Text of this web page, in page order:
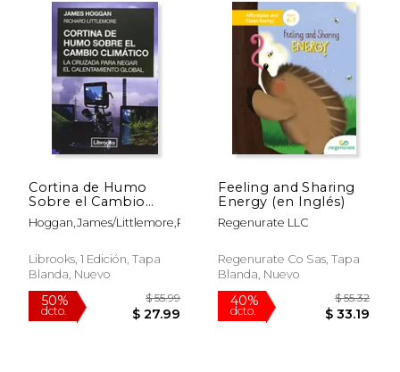
Cortina de Humo
Sobre el Cambio
Climatico
Hoggan,James/Littlemore,Richard
Librooks, 1 Edición, Tapa
Blanda, Nuevo
Feeling and Sharing
Energy (en Inglés)
Regenurate LLC
Regenurate Co Sas, Tapa
Blanda, Nuevo